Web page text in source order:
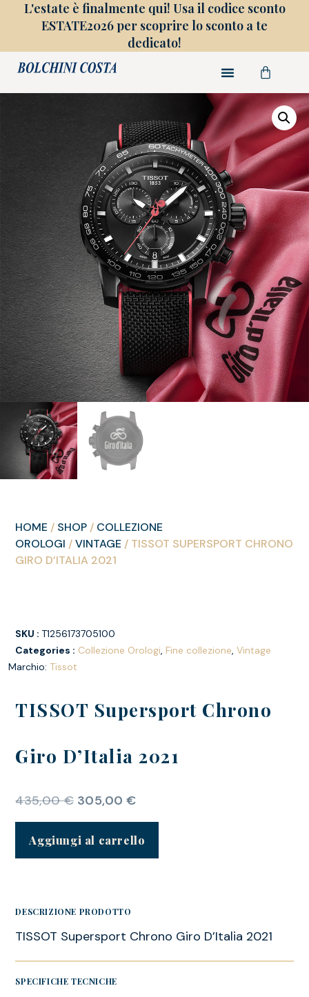
L'estate è finalmente qui! Usa il codice sconto
ESTATE2026 per scoprire lo sconto a te
dedicato!
HOME / SHOP / COLLEZIONE
OROLOGI /VINTAGE / TISSOT SUPERSPORT CHRONO
GIRO D’ITALIA 2021
SKU :T1256173705100
Categories : Collezione Orologi, Fine collezione,Vintage
Marchio: Tissot
TISSOT Supersport Chrono
Giro D’Italia 2021
435,00€ 305,00 €
Aggiungi al carrello
DESCRIZIONE PRODOTTO
TISSOT Supersport Chrono Giro D’Italia 2021
SPECIFICHE TECNICHE